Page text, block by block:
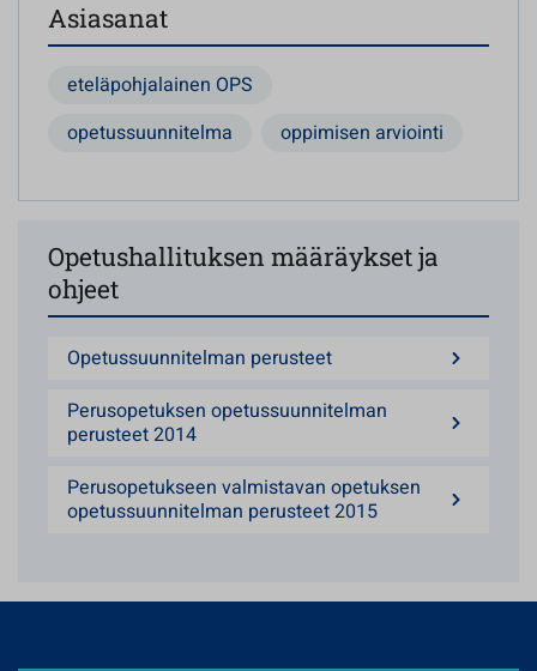
Asiasanat
eteläpohjalainen OPS
opetussuunnitelma
oppimisen arviointi
Opetushallituksen määräykset ja
ohjeet
Opetussuunnitelman perusteet
Perusopetuksen opetussuunnitelman
perusteet 2014
Perusopetukseen valmistavan opetuksen
opetussuunnitelman perusteet 2015